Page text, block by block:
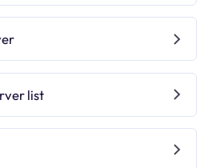
list